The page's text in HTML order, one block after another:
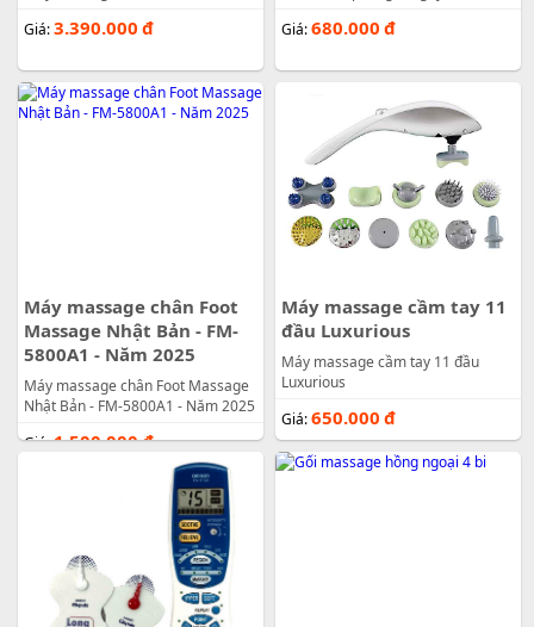
Giá:3.390.000 đ
Giá:680.000 đ
Máy massage chân Foot
Massage Nhật Bản - FM-
5800A1 - Năm 2025
Máy massage chân Foot Massage
Nhật Bản - FM-5800A1 - Năm 2025
Giá:1.500.000đ
Máy massage cầm tay 11
đầu Luxurious
Máy massage cầm tay 11 đầu
Luxurious
Giá:650.000 đ